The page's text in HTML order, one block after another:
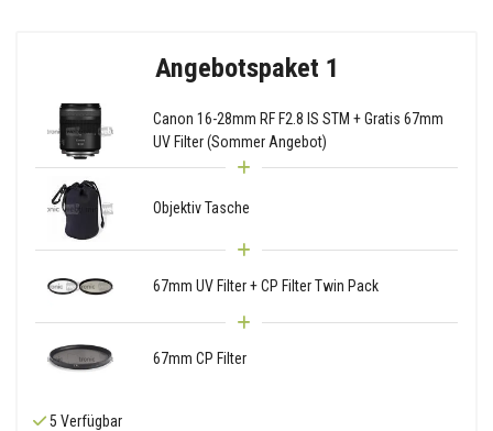
Angebotspaket 1
Canon 16-28mm RF F2.8 IS STM + Gratis 67mm
UV Filter (Sommer Angebot)
Objektiv Tasche
67mm UV Filter + CP Filter Twin Pack
67mm CP Filter
5 Verfügbar